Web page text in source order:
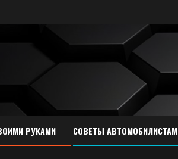
РУКАМИ СОВЕТЫ АВТОМОБИЛИСТАМ